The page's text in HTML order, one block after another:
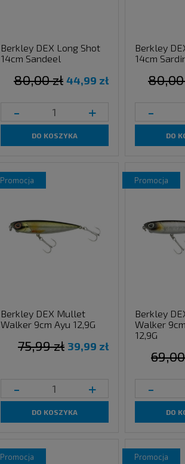
Berkley DEX Long Shot
14cm Sandeel
44,99 zł
80,00 zł
- +
DO KOSZYKA
Berkley
14cm
80,00
-
DO
Berkley DEX Mullet
Walker 9cm Ayu 12,9G
39,99 zł
75,99 zł
- +
DO KOSZYKA
promocja
Berkley
Walker
12,9G
-
DO
promocja
promocja promocja